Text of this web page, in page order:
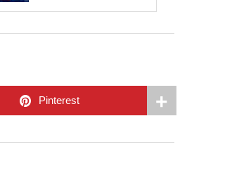
Pinterest